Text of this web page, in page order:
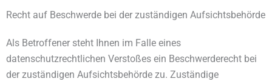
Recht auf Beschwerde bei der zuständigen Aufsichtsbehörde
Als Betroffener steht Ihnen im Falle eines
datenschutzrechtlichen Verstoßes ein Beschwerderecht bei
der zuständigen Aufsichtsbehörde zu. Zuständige